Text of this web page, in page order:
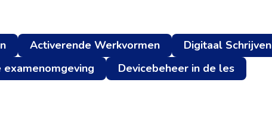
Activerende Werkvormen
Digitaal Schrijven
examenomgeving Devicebeheer in de les